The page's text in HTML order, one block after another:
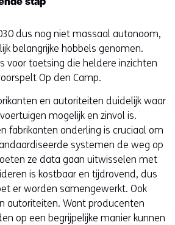
stap
dus nog niet massaal autonoom,
belangrijke hobbels genomen.
voor toetsing die heldere inzichten
Op den Camp.
en autoriteiten duidelijk waar
mogelijk en zinvol is.
fabrikanten onderling is cruciaal om
systemen de weg op
ze data gaan uitwisselen met
is kostbaar en tijdrovend, dus
er worden samengewerkt. Ook
autoriteiten. Want producenten
op een begrijpelijke manier kunnen